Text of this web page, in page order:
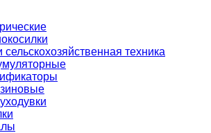
техника